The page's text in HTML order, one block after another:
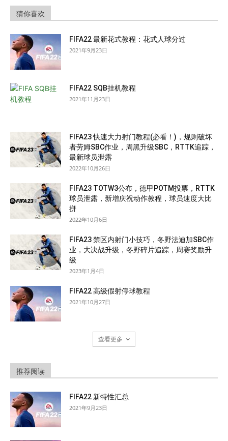
猜你喜欢
FIFA22 最新花式教程：花式人球分过
2021年9月23日
FIFA22 SQB挂机教程
2021年11月23日
FIFA23 快速大力射门教程(必看！)，规则破坏
者劳姆SBC作业，周黑升级SBC，RTTK追踪，
最新球员泄露
2022年10月26日
FIFA23 TOTW3公布，德甲POTM投票，RTTK
球员泄露，新增庆祝动作教程，球员速度大比
拼
2022年10月6日
FIFA23 禁区内射门小技巧，冬野法迪加SBC作
业，大决战升级，冬野碎片追踪，周赛奖励升
级
2023年1月4日
FIFA22 高级假射停球教程
2021年10月27日
查看更多
推荐阅读
FIFA22 新特性汇总
2021年9月23日